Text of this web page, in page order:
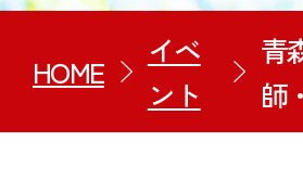
HOME
イベ
ント
青
師